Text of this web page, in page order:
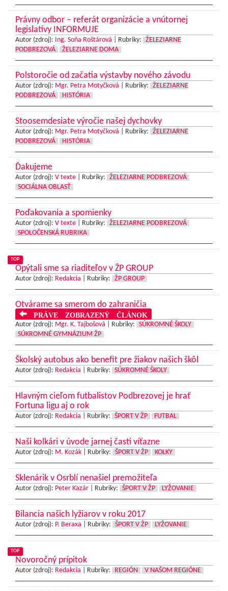
Právny odbor – referát organizácie a vnútornej
legislatívy INFORMUJE
Autor (zdroj): Ing. Soňa Roštárová Rubriky:
ŽELEZIARNE
PODBREZOVÁ
ŽELEZIARNE DOMA
Polstoročie od začatia výstavby nového závodu
Autor (zdroj): Mgr. Petra Motyčková Rubriky:
ŽELEZIARNE
PODBREZOVÁ
HISTÓRIA
Stoosemdesiate výročie našej dychovky
Autor (zdroj): Mgr. Petra Motyčková Rubriky:
ŽELEZIARNE
PODBREZOVÁ
HISTÓRIA
Ďakujeme
Autor (zdroj): V texte Rubriky:
ŽELEZIARNE PODBREZOVÁ
SOCIÁLNA OBLASŤ
Poďakovania a spomienky
Autor (zdroj): V texte Rubriky:
ŽELEZIARNE PODBREZOVÁ
SPOLOČENSKÁ RUBRIKA
TOP
Opýtali sme sa riaditeľov v ŽP GROUP
Autor (zdroj): Redakcia Rubriky: ŽP GROUP
Otvárame sa smerom do zahraničia
PRÁVE ZOBRAZENÝ ČLÁNOK
Autor (zdroj): Mgr. K. Tajbošová Rubriky:
SÚKROMNÉ ŠKOLY
SÚKROMNÉ GYMNÁZIUM ŽP
Školský autobus ako benefit pre žiakov našich škôl
Autor (zdroj): Redakcia Rubriky: SÚKROMNÉ ŠKOLY
Hlavným cieľom futbalistov Podbrezovej je hrať
Fortuna ligu aj o rok
Autor (zdroj): Redakcia Rubriky: ŠPORT V ŽP FUTBAL
Naši kolkári v úvode jarnej časti víťazne
Autor (zdroj): M. Kozák Rubriky: ŠPORT V ŽP KOLKY
Sklenárik v Osrblí nenašiel premožiteľa
Autor (zdroj): Peter Kazár Rubriky: ŠPORT V ŽP LYŽOVANIE
Bilancia našich lyžiarov v roku 2017
Autor (zdroj): P. Beraxa Rubriky: ŠPORT V ŽP LYŽOVANIE
TOP
Novoročný prípitok
Autor (zdroj): Redakcia Rubriky: REGIÓN V NAŠOM REGIÓNE